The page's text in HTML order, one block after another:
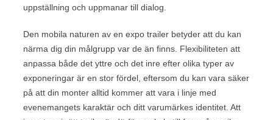
uppställning och uppmanar till dialog.
Den mobila naturen av en expo trailer betyder att du kan
närma dig din målgrupp var de än finns. Flexibiliteten att
anpassa både det yttre och det inre efter olika typer av
exponeringar är en stor fördel, eftersom du kan vara säker
på att din monter alltid kommer att vara i linje med
evenemangets karaktär och ditt varumärkes identitet. Att